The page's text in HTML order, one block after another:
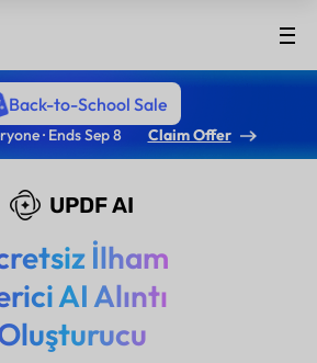
Back-to-School Sale
· Ends Sep 8 Claim Offer
UPDF AI
İlham
AI Alıntı